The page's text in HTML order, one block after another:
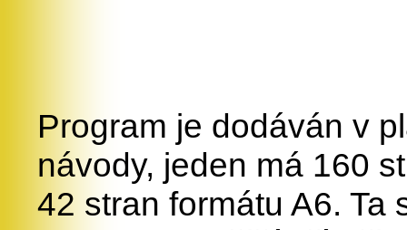
Program je dodáván v
návody, jeden má 160
42 stran formátu A6. Ta